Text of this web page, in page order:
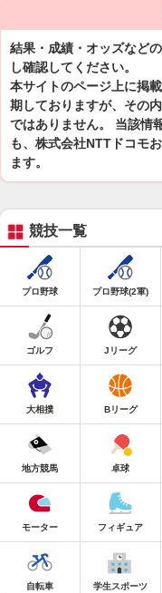
結果・成績・オッズなど
し確認してください。
本サイトのページ上に掲
期しておりますが、その
ではありません。 当該情
も、株式会社NTTドコモ
ます。
競技一覧
プロ野球 プロ野球(2軍)
ゴルフ Jリーグ
大相撲 Bリーグ
地方競馬 卓球
モーター フィギュア
自転車 学生スポーツ